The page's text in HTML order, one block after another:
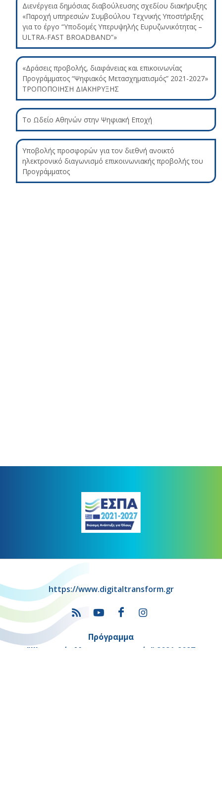
Διενέργεια δημόσιας διαβούλευσης σχεδίου διακήρυξης
«Παροχή υπηρεσιών Συμβούλου Τεχνικής Υποστήριξης
για το έργο “Υποδομές Υπερυψηλής Ευρυζωνικότητας –
ULTRA-FAST BROADBAND”»
«Δράσεις προβολής, διαφάνειας και επικοινωνίας
Προγράμματος “Ψηφιακός Μετασχηματισμός” 2021-2027»
ΤΡΟΠΟΠΟΙΗΣΗ ΔΙΑΚΗΡΥΞΗΣ
Το Ωδείο Αθηνών στην Ψηφιακή Εποχή
Υποβολής προσφορών για τον διεθνή ανοικτό
ηλεκτρονικό διαγωνισμό επικοινωνιακής προβολής του
Προγράμματος
https://www.digitaltransform.gr
Πρόγραμμα
"Ψηφιακός Μετασχηματισμός" 2021-2027